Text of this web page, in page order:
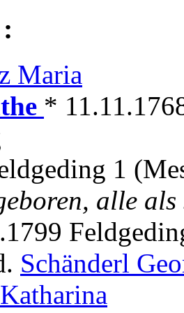
Maria
*
1
alle
Schänderl